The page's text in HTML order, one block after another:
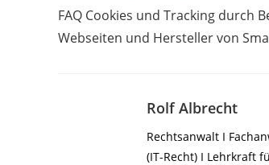
ansehen
FAQ Cookies und Tracking durch
Webseiten und Hersteller von
Rolf Albrecht
Rechtsanwalt I
(IT-Recht) I Lehrkraft